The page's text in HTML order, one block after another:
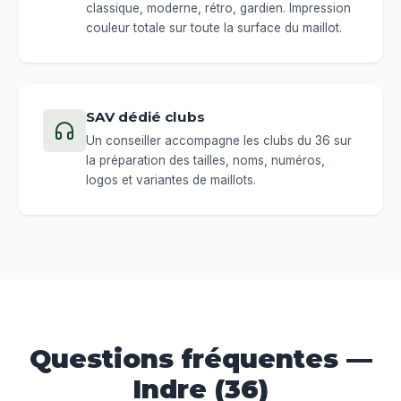
classique, moderne, rétro, gardien. Impression
couleur totale sur toute la surface du maillot.
SAV dédié clubs
Un conseiller accompagne les clubs du 36 sur
la préparation des tailles, noms, numéros,
logos et variantes de maillots.
Questions fréquentes —
Indre (36)